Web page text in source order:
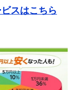
スはこちら